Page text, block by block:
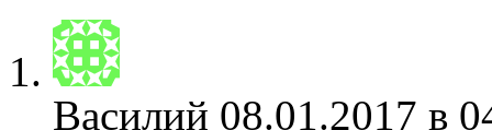
Василий 08.01.2017 в